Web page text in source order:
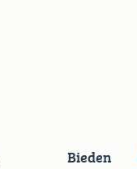
Bieden